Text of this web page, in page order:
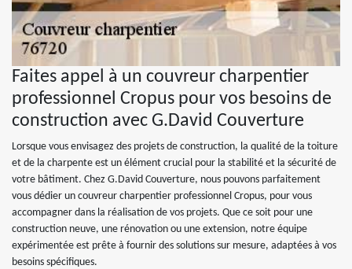
Faites appel à un couvreur charpentier
professionnel Cropus pour vos besoins de
construction avec G.David Couverture
Lorsque vous envisagez des projets de construction, la qualité de la toiture
et de la charpente est un élément crucial pour la stabilité et la sécurité de
votre bâtiment. Chez G.David Couverture, nous pouvons parfaitement
vous dédier un couvreur charpentier professionnel Cropus, pour vous
accompagner dans la réalisation de vos projets. Que ce soit pour une
construction neuve, une rénovation ou une extension, notre équipe
expérimentée est prête à fournir des solutions sur mesure, adaptées à vos
besoins spécifiques.